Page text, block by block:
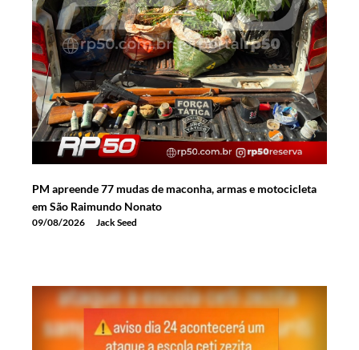
PM apreende 77 mudas de maconha, armas e motocicleta
em São Raimundo Nonato
09/08/2026 Jack Seed